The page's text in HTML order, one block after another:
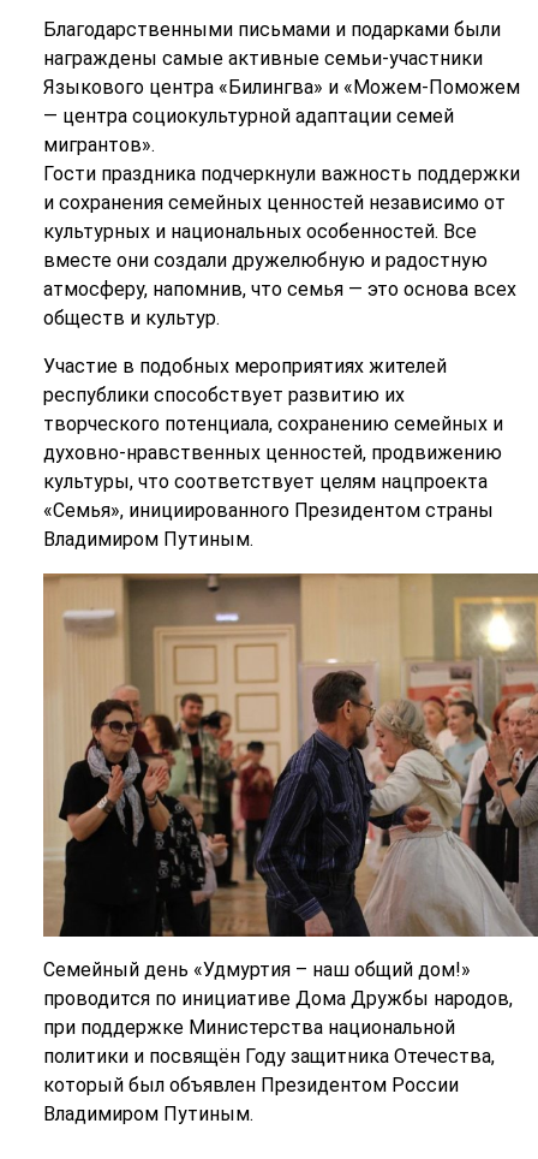
Благодарственными письмами и подарками были
награждены самые активные семьи-участники
Языкового центра «Билингва» и «Можем-Поможем
— центра социокультурной адаптации семей
мигрантов».
Гости праздника подчеркнули важность поддержки
и сохранения семейных ценностей независимо от
культурных и национальных особенностей. Все
вместе они создали дружелюбную и радостную
атмосферу, напомнив, что семья — это основа всех
обществ и культур.
Участие в подобных мероприятиях жителей
республики способствует развитию их
творческого потенциала, сохранению семейных и
духовно-нравственных ценностей, продвижению
культуры, что соответствует целям нацпроекта
«Семья», инициированного Президентом страны
Владимиром Путиным.
Семейный день «Удмуртия – наш общий дом!»
проводится по инициативе Дома Дружбы народов,
при поддержке Министерства национальной
политики и посвящён Году защитника Отечества,
который был объявлен Президентом России
Владимиром Путиным.